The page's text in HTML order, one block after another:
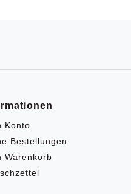
Konto
Bestellungen
Warenkorb